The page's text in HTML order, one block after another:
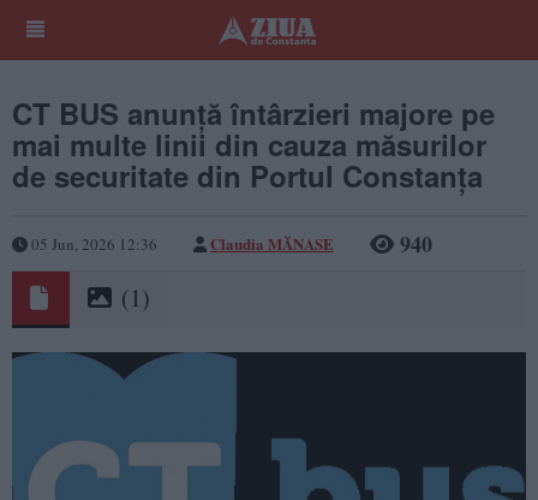
CT BUS anunță întârzieri majore pe
mai multe linii din cauza măsurilor
de securitate din Portul Constanța
05 Jun, 2026 12:36 Claudia MĂNASE 940
(1)